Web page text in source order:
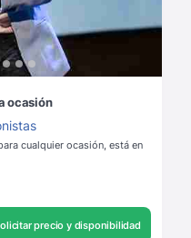
ocasión
cualquier ocasión, está en
precio y disponibilidad